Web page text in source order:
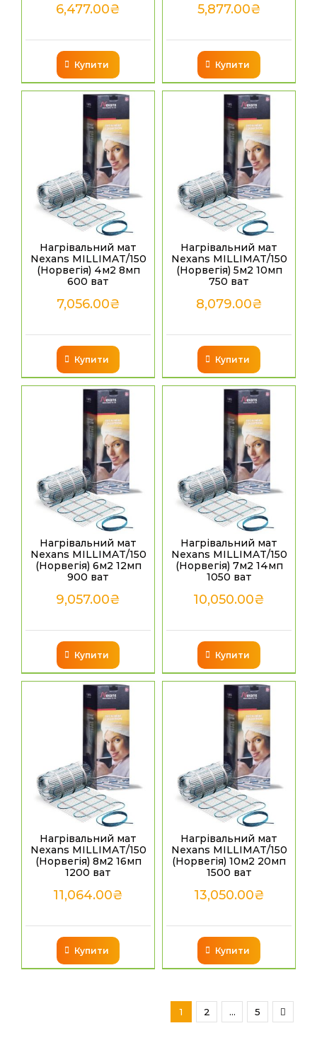
6,477.00₴
Купити
5,877.00₴
Купити
Нагрівальний мат
Nexans MILLIMAT/150
(Норвегія) 4м2 8мп
600 ват
7,056.00₴
Купити
Нагрівальний мат
Nexans MILLIMAT/150
(Норвегія) 5м2 10мп
750 ват
8,079.00₴
Купити
Нагрівальний мат
Nexans MILLIMAT/150
(Норвегія) 6м2 12мп
900 ват
9,057.00₴
Купити
Нагрівальний мат
Nexans MILLIMAT/150
(Норвегія) 7м2 14мп
1050 ват
10,050.00₴
Купити
Нагрівальний мат
Nexans MILLIMAT/150
(Норвегія) 8м2 16мп
1200 ват
11,064.00₴
Купити
Нагрівальний мат
Nexans MILLIMAT/150
(Норвегія) 10м2 20мп
1500 ват
13,050.00₴
Купити
1 2 … 5